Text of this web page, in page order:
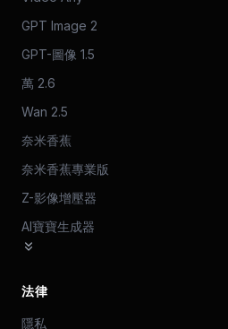
GPT Image 2
GPT-圖像 1.5
萬 2.6
Wan 2.5
奈米香蕉
奈米香蕉專業版
Z-影像增壓器
AI寶寶生成器
法律
隱私